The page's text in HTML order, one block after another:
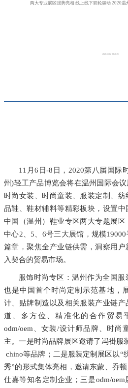
两大专业展区强势亮相 线上线下双轮驱动 2020
2020-11-02 09:40:21
11月6日-8日，2020第八届国际
州)轻工产品博览会将在温州国际会
时尚女装、时尚童装、服装定制、
品鞋、鞋材辅料等精彩板块，设置
中国（温州）鞋业专区两大专题展
中心2、5、6号三大展馆，规模
篇章，聚焦全产业链供需，洞察用
入契合的贸易市场。
服饰时尚专区：温州作为全国服
也是中国首个时尚定制示范基地，
计、贴牌制造以及相关服装产业链
道、多方位、精准化的合作贸易
odm/oem、女装/设计师品牌、时尚
主。一是时尚品牌展区邀请了冯褂服
chino等品牌；二是服装定制展区以“
秀”的形式集体亮相，邀请东蒙、乔
仕嘉等知名定制企业；三是odm/